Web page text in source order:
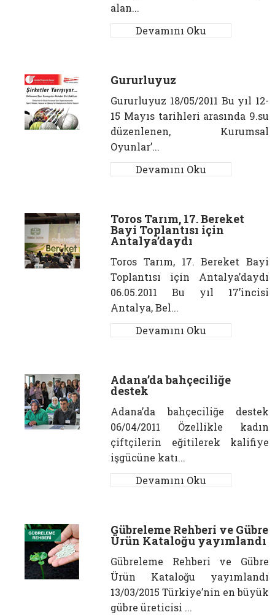
alan...
Devamını Oku
Gururluyuz
Gururluyuz 18/05/2011 Bu yıl 12-
15 Mayıs tarihleri arasında 9.su
düzenlenen, Kurumsal
Oyunlar’...
Devamını Oku
Toros Tarım, 17. Bereket
Bayi Toplantısı için
Antalya’daydı
Toros Tarım, 17. Bereket Bayi
Toplantısı için Antalya’daydı
06.05.2011 Bu yıl 17’incisi
Antalya, Bel...
Devamını Oku
Adana’da bahçeciliğe
destek
Adana’da bahçeciliğe destek
06/04/2011 Özellikle kadın
çiftçilerin eğitilerek kalifiye
işgücüne katı...
Devamını Oku
Gübreleme Rehberi ve Gübre
Ürün Kataloğu yayımlandı
Gübreleme Rehberi ve Gübre
Ürün Kataloğu yayımlandı
13/03/2015 Türkiye’nin en büyük
gübre üreticisi ...